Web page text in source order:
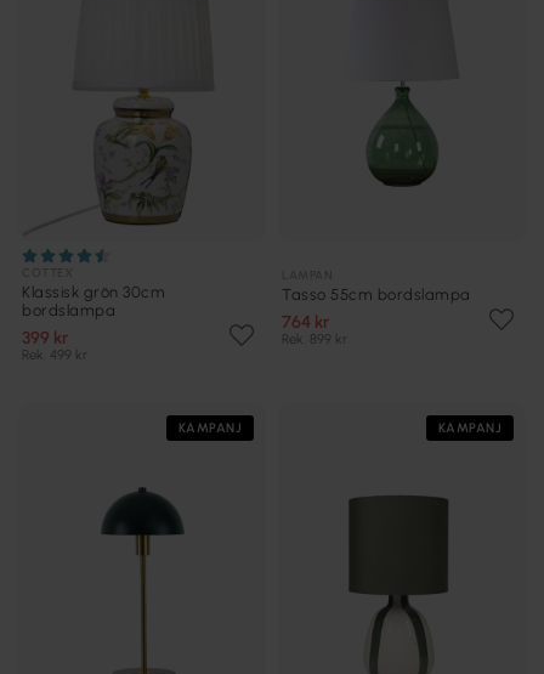
Klassisk grön 30cm
bordslampa
399 kr
Rek. 499 kr
Tasso 55cm bordslampa
764 kr
Rek. 899 kr
KAMPANJ KAMPANJ